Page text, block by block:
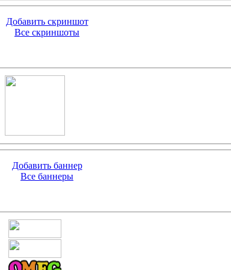
Добавить скриншот
Все скриншоты
Добавить баннер
Все баннеры